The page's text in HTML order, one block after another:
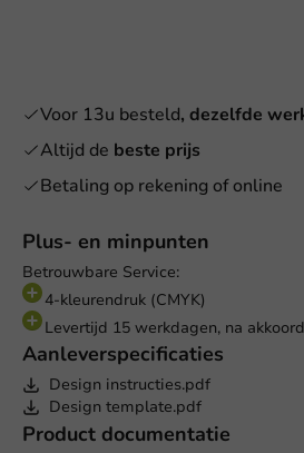
Plus- en minpunten
Betrouwbare Service:
4-kleurendruk (CMYK)
Levertijd 15 werkdagen, na
Aanleverspecificaties
Design instructies.pdf
Design template.pdf
Product documentatie
Voor 13u besteld, dezelfde
Altijd de beste prijs
Betaling op rekening of online